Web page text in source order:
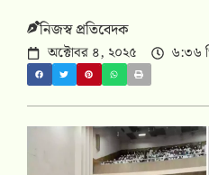
নিজস্ব প্রতিবেদক
অক্টোবর ৪, ২০২৫ ৬:৩৬